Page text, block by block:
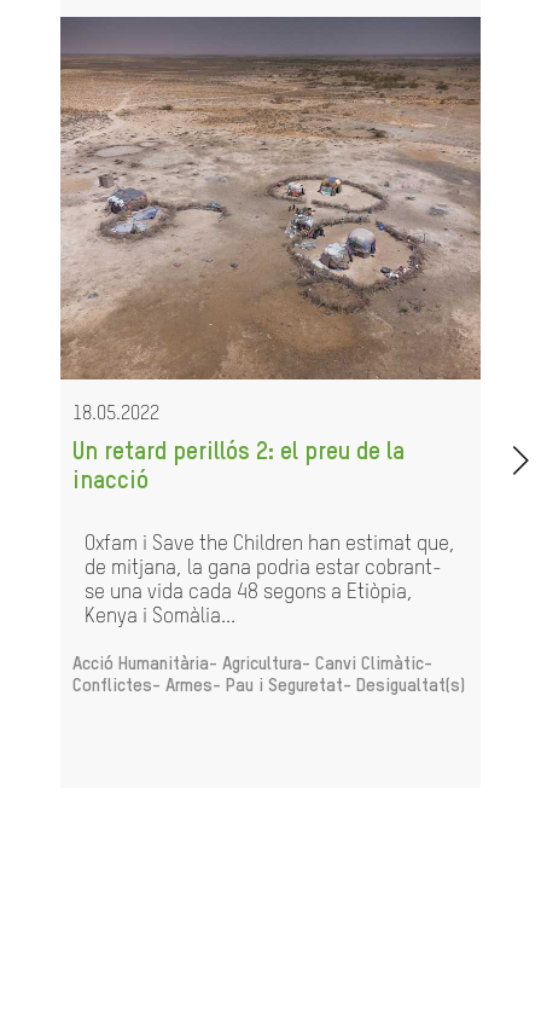
18.05.2022
Un retard perillós 2: el preu de la
inacció
Oxfam i Save the Children han estimat que,
de mitjana, la gana podria estar cobrant-
se una vida cada 48 segons a Etiòpia,
Kenya i Somàlia...
Acció Humanitària- Agricultura- Canvi Climàtic-
Conflictes- Armes- Pau i Seguretat- Desigualtat(s)